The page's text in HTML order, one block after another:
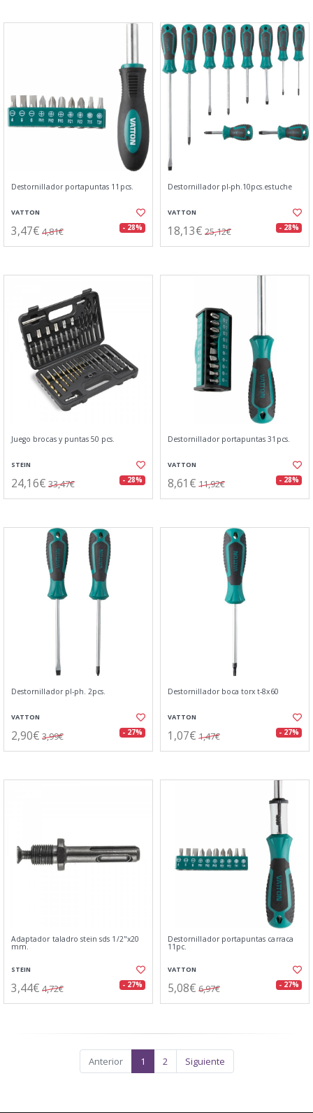
Destornillador portapuntas 11pcs.
VATTON
3,47€ 4,81€ - 28%
Destornillador pl-ph.10pcs.estuche
VATTON
18,13€ 25,12€ - 28%
Juego brocas y puntas 50 pcs.
STEIN
24,16€ 33,47€ - 28%
Destornillador portapuntas 31pcs.
VATTON
8,61€ 11,92€ - 28%
Destornillador pl-ph. 2pcs.
VATTON
2,90€ 3,99€ - 27%
Destornillador boca torx t-8x60
VATTON
1,07€ 1,47€ - 27%
Adaptador taladro stein sds 1/2"x20
mm.
STEIN
3,44€ 4,72€ - 27%
Destornillador portapuntas carraca
11pc.
VATTON
5,08€ 6,97€ - 27%
Anterior 1 2 Siguiente